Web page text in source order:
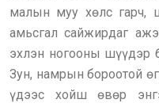
малын муу хөлс гарч,
амьсгал сайжирдаг
эхлэн ногооны шүүдэр
Зун, намрын бороотой
үдээс хойш өвөр